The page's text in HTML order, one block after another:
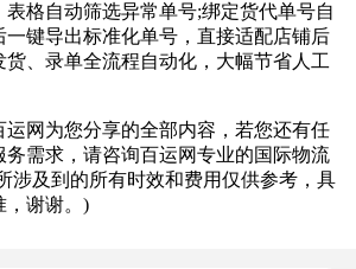
格自动筛选异常单号;绑定货代单号自
一键导出标准化单号，直接适配店铺后
货、录单全流程自动化，大幅节省人工
网为您分享的全部内容，若您还有任
务需求，请咨询百运网专业的国际物流
涉及到的所有时效和费用仅供参考，具
，谢谢。)